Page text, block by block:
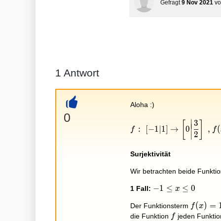
Gefragt 9 Nov 2021
1 Antwort
+
0
Aloha :)
f\colon[-
f : [−1∣1] → [0
∣
∣
∣∣
∣
2
3
, f(
Surjektivität
Wir betrachten beide
1 Fall: -1\le
0
−1 ≤ x ≤ 0
Der Funktionsterm f(x)=1-
f(x) =
die Funktion ff jeden